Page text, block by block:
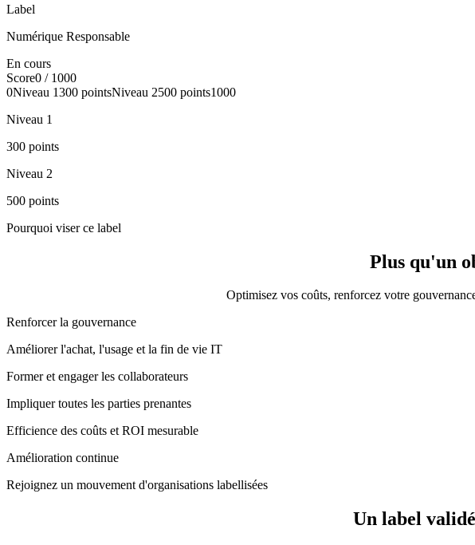
Label
Numérique Responsable
En cours
Score0 / 1000
0Niveau 1300 pointsNiveau 2500 points1000
Niveau 1
300 points
Niveau 2
500 points
Pourquoi viser ce label
Plus qu'un
Optimisez vos coûts, renforcez votre
Renforcer la gouvernance
Améliorer l'achat, l'usage et la fin de vie IT
Former et engager les collaborateurs
Impliquer toutes les parties prenantes
Efficience des coûts et ROI mesurable
Amélioration continue
Rejoignez un mouvement d'organisations labellisées
Un label